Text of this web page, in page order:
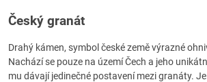
Český granát
Drahý kámen, symbol české země výrazné
Nachází se pouze na území Čech a jeho
mu dávají jedinečné postavení mezi granáty.